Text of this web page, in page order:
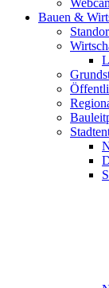
Bauen &